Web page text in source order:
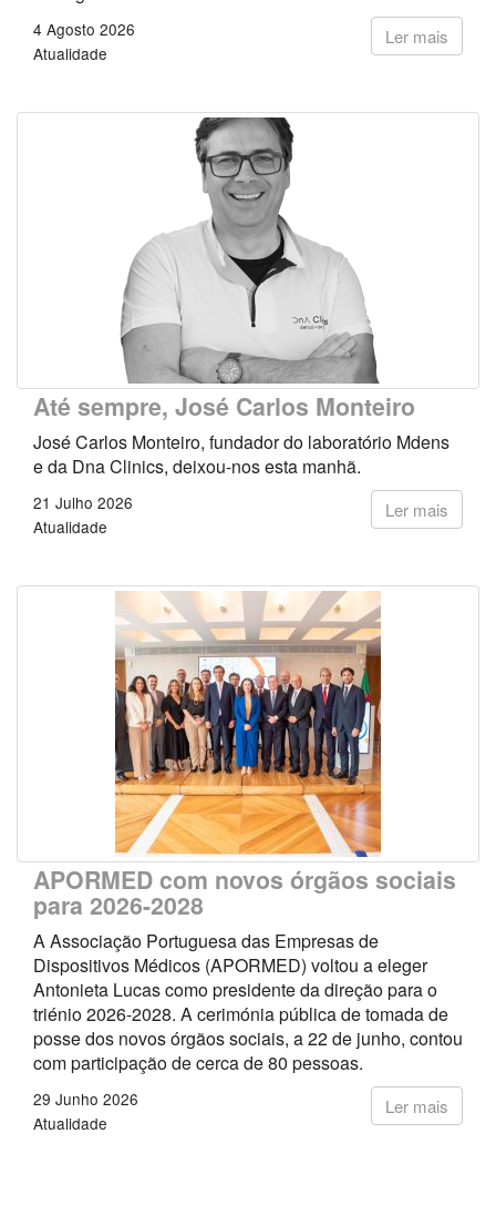
Ler mais
4 Agosto 2026
Atualidade
Até sempre, José Carlos Monteiro
José Carlos Monteiro, fundador do laboratório Mdens
e da Dna Clinics, deixou-nos esta manhã.
Ler mais
21 Julho 2026
Atualidade
APORMED com novos órgãos sociais
para 2026-2028
A Associação Portuguesa das Empresas de
Dispositivos Médicos (APORMED) voltou a eleger
Antonieta Lucas como presidente da direção para o
triénio 2026-2028. A cerimónia pública de tomada de
posse dos novos órgãos sociais, a 22 de junho, contou
com participação de cerca de 80 pessoas.
Ler mais
29 Junho 2026
Atualidade